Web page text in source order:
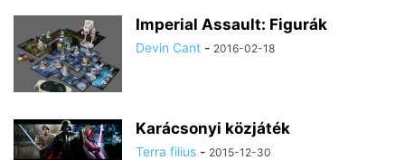
Imperial Assault: Figurák
Devin Cant - 2016-02-18
Karácsonyi közjáték
Terra filius - 2015-12-30